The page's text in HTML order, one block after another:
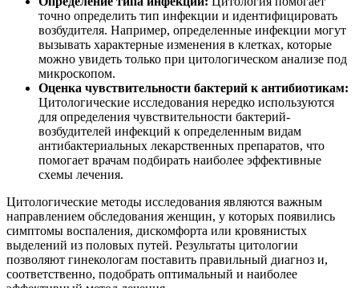
точно определить тип инфекции и идентифицировать
возбудителя. Например, определенные инфекции могут
вызывать характерные изменения в клетках, которые
можно увидеть только при цитологическом анализе под
микроскопом.
Оценка чувствительности бактерий к антибиотикам:
Цитологические исследования нередко используются
для определения чувствительности бактерий-
возбудителей инфекций к определенным видам
антибактериальных лекарственных препаратов, что
помогает врачам подбирать наиболее эффективные
схемы лечения.
Цитологические методы исследования являются важным
направлением обследования женщин, у которых появились
симптомы воспаления, дискомфорта или кровянистых
выделений из половых путей. Результаты цитологии
позволяют гинекологам поставить правильный диагноз и,
соответственно, подобрать оптимальный и наиболее